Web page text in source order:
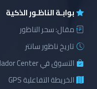
بوابـة الناظـور الذكية
مقال: سحر الناظور
تاريخ ناظور سانتر
التسوق في Nador Center
الخريطة التفاعلية GPS